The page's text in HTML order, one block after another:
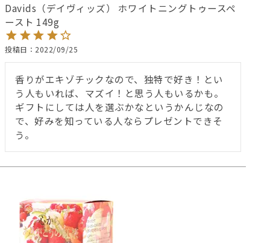
Davids（デイヴィッズ） ホワイトニングトゥースペ
ースト 149g
投稿日 2022/09/25
香りがエキゾチックなので、独特で好き！とい
う人もいれば、マズイ！と思う人もいるかも。
ギフトにしては人を選ぶかなというかんじなの
で、好みを知っている人ならプレゼントできそ
う。